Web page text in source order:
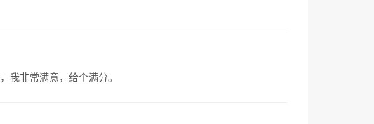
我非常满意，给个满分。